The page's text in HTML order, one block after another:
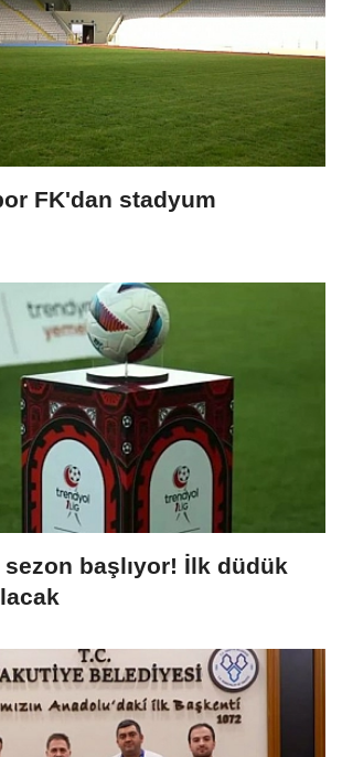
FK'dan stadyum
başlıyor! İlk düdük